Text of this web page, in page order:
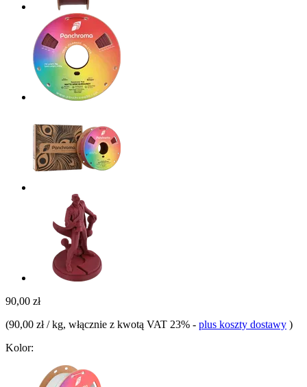
90,00 zł
(90,00 zł / kg, włącznie z kwotą VAT 23% - plus koszty dostawy )
Kolor: